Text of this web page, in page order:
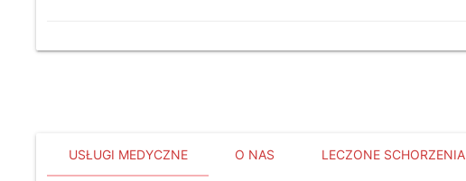
USŁUGI MEDYCZNE O NAS LECZONE SCHORZENIA